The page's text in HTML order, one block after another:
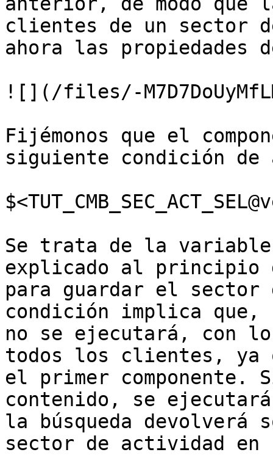
clientes de un sector
ahora las propiedades
![](/files/-
Fijémonos que el
siguiente condición
Se trata de la variable
explicado al principio
para guardar el sector
condición implica
no se ejecutará, con lo
todos los clientes, ya
el primer
contenido, se
la búsqueda devolverá
sector de actividad en